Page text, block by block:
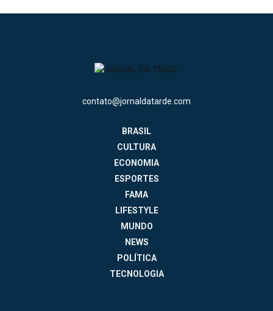
contato@jornaldatarde.com
BRASIL
CULTURA
ECONOMIA
ESPORTES
FAMA
LIFESTYLE
MUNDO
NEWS
POLÍTICA
TECNOLOGIA